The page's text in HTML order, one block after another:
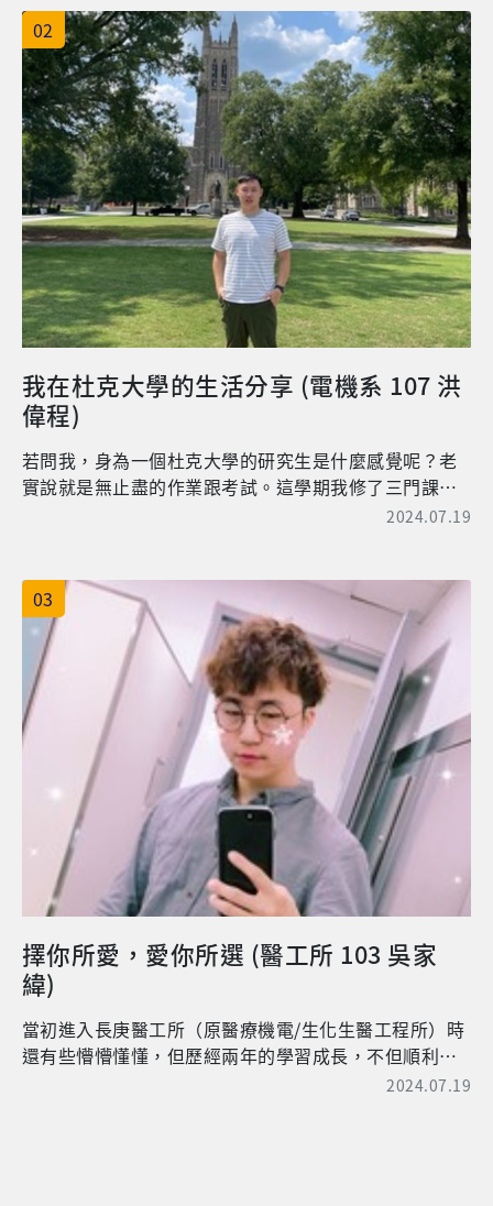
有許多比我優秀的人，但只要加倍認真，仍能彌補缺
憾。我也很感謝長庚大學的體制，雖然有一點封閉，卻
能讓我遠離許多誘惑，置身於書香的風氣中。 畢業時，
擁有一份好工作，靠自己的本事營生，才是真正的享有
成就。要如何得到好工作，我相信絕大部分都要靠在大
學所學到的知識，不管是繼續攻讀研究所，還是直接找
工作，都需要知識的累積。以我畢業兩年的經歷來說，
我覺得除非真的很有能力，不然還是要再念研究所，因
為畢竟台灣當今的社會就是這樣，一張文憑就是踏入高
科技跟高收入的門票；但是也不是念了研究所，就一定
可以找到一份好工作；因為校名一定是被優先篩選的標
的，再來就是你所選擇的實驗室是否能夠學到東西?是否
適合你自己?是否是你興趣的方向?對我來說，實驗室是
畢竟大學所教的涵蓋範圍太廣，可能會讓人不知道到底
什麼是「電子」，因此藉由研究所，可以讓你更加深入
了解研究的脈絡。 最後，跟即將畢業的學弟妹分享，雖
已經歷大學的學習，如果自己還沒有準備好的話，可藉
由研究所來彌補。不要再渾渾噩噩的過日子，你現在所
付出的每一天都將有所回報，等到將來你回首來時路
於本校電子系研究所 碩士】 ▲楊智翔校友(右)近照 ▲楊
智翔校友(左一)參與大學畢業盃籃球賽
02
我在杜克大學的生活分享 (電機系 107 洪
偉程)
若問我，身為一個杜克大學的研究生是什麼感覺呢？老
實說就是無止盡的作業跟考試。這學期我修了三門課，
最硬的就是一堂叫做「Programming, Data Structure
生能掌握程式的邏輯架構，成為將來能獨當一面的軟體
工程師，老師真的是卯足全力鍛鍊我們；另外，別忘了
我還有另外兩門課，雖然作業量沒有多到100多份；但每
次作業的複雜程度，以及花費時間也是不容小覷的；此
外，我也找了教授做project，基本上就是忙翻了；而我
也從中發現一件有趣的事情，開學前本以為每週只有
一、三、五才有課的我，應該會在二、四、六以及星期
日輕鬆一點，實際上不然，那幾天才是最忙的！要讀
書，要討論，要開會，還要想盡辦法在時間內生出作
業，因為遲交是很可怕的，結果反而是上課的一三五比
較輕鬆，應該說相對比較輕鬆，因為只要上課就好。
經過兩年的職場打拼之後，我在2021年八月重新回
到美國，到北卡羅萊納州的「杜克大學」攻讀「電機與
原因，是因為我2018年曾經參加長庚大學的交換學生專
案，到美國的明尼蘇達大學擔任交換學生，在那期間體
會到美國跟台灣教育上的差異。在美國高壓高強度的教
育學習之下，才能真的對一個科目有所掌握。目前也已
經開學兩個多月了，很開心可以跟大家分享在杜克大學
2024.07.19
03
擇你所愛，愛你所選 (醫工所 103 吳家
緯)
當初進入長庚醫工所（原醫療機電/生化生醫工程所）時
還有些懵懵懂懂，但歷經兩年的學習成長，不但順利畢
業了，並且在退伍前三個月，就決定踏入軟體工程師界
2024.07.19